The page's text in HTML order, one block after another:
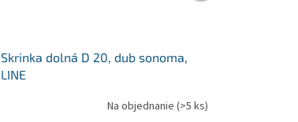
Skrinka dolná D 20, dub sonoma,
LINE
Na objednanie (>5 ks)